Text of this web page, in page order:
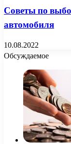
Советы по
автомобиля
10.08.2022
Обсуждаемое